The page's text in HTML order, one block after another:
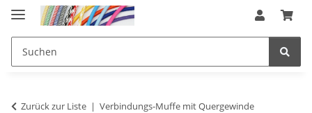
Zurück zur Liste Verbindungs-Muffe mit Quergewinde